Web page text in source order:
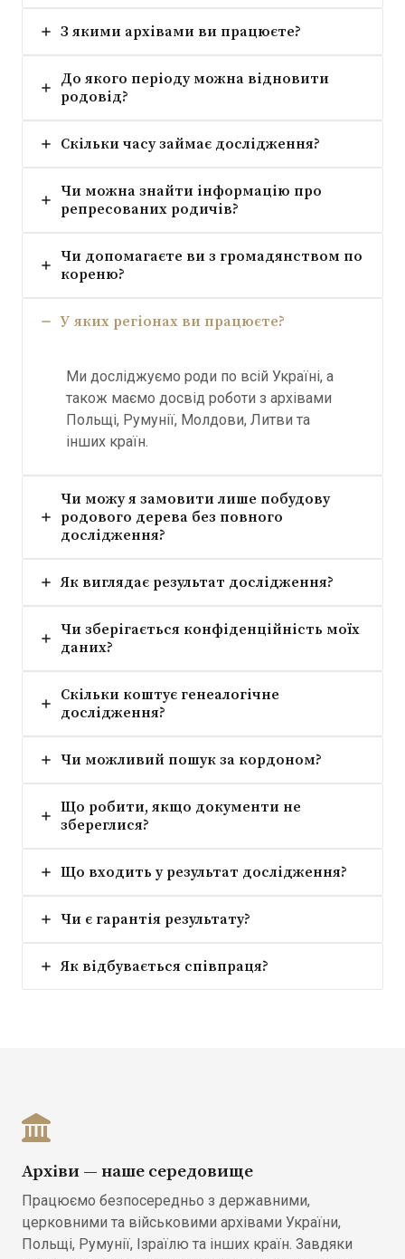
З якими архівами ви працюєте?
До якого періоду можна відновити
родовід?
Скільки часу займає дослідження?
Чи можна знайти інформацію про
репресованих родичів?
Чи допомагаєте ви з громадянством по
кореню?
У яких регіонах ви працюєте?
Ми досліджуємо роди по всій Україні, а
також маємо досвід роботи з архівами
Польщі, Румунії, Молдови, Литви та
інших країн.
Чи можу я замовити лише побудову
родового дерева без повного
дослідження?
Як виглядає результат дослідження?
Чи зберігається конфіденційність моїх
даних?
Скільки коштує генеалогічне
дослідження?
Чи можливий пошук за кордоном?
Що робити, якщо документи не
збереглися?
Що входить у результат дослідження?
Чи є гарантія результату?
Як відбувається співпраця?
Архіви — наше середовище
Працюємо безпосередньо з державними,
церковними та військовими архівами України,
Польщі, Румунії, Ізраїлю та інших країн. Завдяки